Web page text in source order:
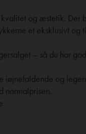
og æstetik. Der
et eksklusivt og
– så du har
iøjnefaldende og